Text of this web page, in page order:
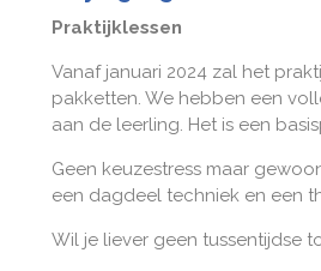
Praktijklessen
Vanaf januari 2024 zal het
pakketten. We hebben een
aan de leerling. Het is een
Geen keuzestress maar
een dagdeel techniek en een
Wil je liever geen tussentijdse